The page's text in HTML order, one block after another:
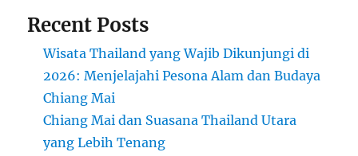
Recent Posts
Wisata Thailand yang Wajib Dikunjungi di
2026: Menjelajahi Pesona Alam dan Budaya
Chiang Mai
Chiang Mai dan Suasana Thailand Utara
yang Lebih Tenang